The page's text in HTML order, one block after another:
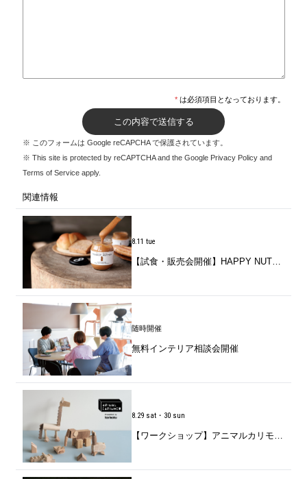
*は必須項目となっております。
※ このフォームは Google reCAPCHA で保護されています。
※ This site is protected by reCAPTCHA and the Google Privacy Policyand
Terms of Serviceapply.
関連情報
8.11 tue
随時開催
無料インテリア相談会開催
8.29 sat・30 sun